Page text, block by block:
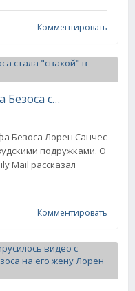
Комментировать
Жена миллиардера Джеффа Безоса стала "свахой" в Голливуде
Безоса Лорен Санчес
подружками. О
Mail рассказал
Комментировать